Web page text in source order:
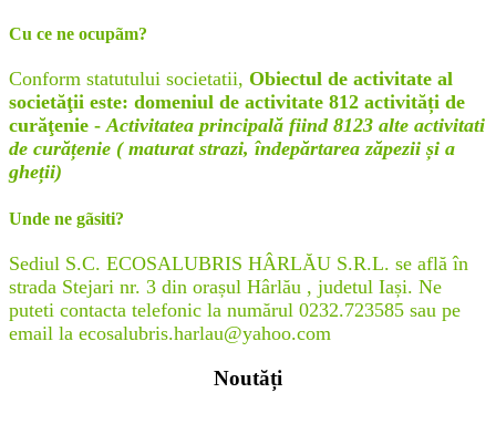
Cu ce ne ocupãm?
Conform statutului societatii, Obiectul de activitate al
societăţii este: domeniul de activitate 812 activități de
curăţenie -Activitatea principală fiind 8123 alte activitati
de curățenie ( maturat strazi, îndepărtarea zăpezii și a
gheții)
Unde ne gãsiti?
Sediul S.C. ECOSALUBRIS HÂRLĂU S.R.L. se află în
strada Stejari nr. 3 din orașul Hârlău , judetul Iași. Ne
puteti contacta telefonic la numărul 0232.723585 sau pe
email la ecosalubris.harlau@yahoo.com
Noutăți